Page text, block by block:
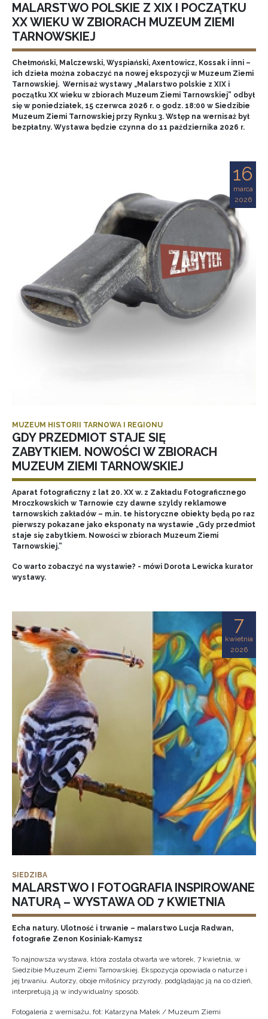
MALARSTWO POLSKIE Z XIX I POCZĄTKU
XX WIEKU W ZBIORACH MUZEUM ZIEMI
TARNOWSKIEJ
Chełmoński, Malczewski, Wyspiański, Axentowicz, Kossak i inni –
ich dzieła można zobaczyć na nowej ekspozycji w Muzeum Ziemi
Tarnowskiej. Wernisaż wystawy „Malarstwo polskie z XIX i
początku XX wieku w zbiorach Muzeum Ziemi Tarnowskiej” odbył
się w poniedziałek, 15 czerwca 2026 r. o godz. 18:00 w Siedzibie
Muzeum Ziemi Tarnowskiej przy Rynku 3. Wstęp na wernisaż był
bezpłatny. Wystawa będzie czynna do 11 października 2026 r.
16
marca
2026
MUZEUM HISTORII TARNOWA I REGIONU
GDY PRZEDMIOT STAJE SIĘ
ZABYTKIEM. NOWOŚCI W ZBIORACH
MUZEUM ZIEMI TARNOWSKIEJ
Aparat fotograficzny z lat 20. XX w. z Zakładu Fotograficznego
Mroczkowskich w Tarnowie czy dawne szyldy reklamowe
tarnowskich zakładów – m.in. te historyczne obiekty będą po raz
pierwszy pokazane jako eksponaty na wystawie „Gdy przedmiot
staje się zabytkiem. Nowości w zbiorach Muzeum Ziemi
Tarnowskiej.”
Co warto zobaczyć na wystawie? - mówi Dorota Lewicka kurator
wystawy.
7
kwietnia
2026
SIEDZIBA
MALARSTWO I FOTOGRAFIA INSPIROWANE
NATURĄ – WYSTAWA OD 7 KWIETNIA
Echa natury. Ulotność i trwanie – malarstwo Lucja Radwan,
fotografie Zenon Kosiniak-Kamysz
To najnowsza wystawa, która została otwarta we wtorek, 7 kwietnia, w
Siedzibie Muzeum Ziemi Tarnowskiej. Ekspozycja opowiada o naturze i
jej trwaniu. Autorzy, oboje miłośnicy przyrody, podglądając ją na co dzień,
interpretują ją w indywidualny sposób.
Fotogaleria z wernisażu, fot: Katarzyna Małek / Muzeum Ziemi